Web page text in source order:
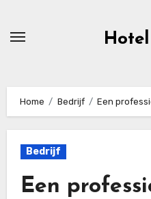
Home Bedrijf Een
Bedrijf
Een